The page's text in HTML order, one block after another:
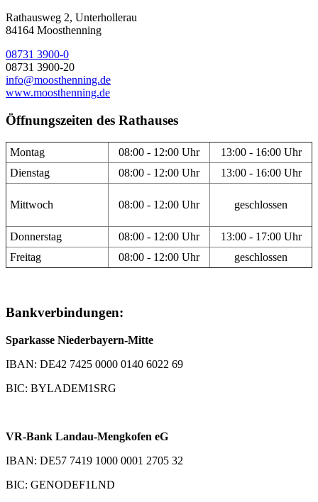
Rathausweg 2, Unterhollerau
84164 Moosthenning
08731 3900-0
08731 3900-20
info@moosthenning.de
www.moosthenning.de
Öffnungszeiten des Rathauses
Montag 08:00 - 12:00 Uhr
13:00 - 16:00 Uhr
Dienstag
08:00 - 12:00 Uhr 13:00 - 16:00 Uhr
Mittwoch 08:00 - 12:00 Uhr geschlossen
Donnerstag 08:00 - 12:00 Uhr
13:00 - 17:00 Uhr
Freitag
08:00 - 12:00 Uhr geschlossen
Bankverbindungen:
Sparkasse Niederbayern-Mitte
IBAN: DE42 7425 0000 0140 6022 69
BIC: BYLADEM1SRG
VR-Bank Landau-Mengkofen eG
IBAN: DE57 7419 1000 0001 2705 32
BIC: GENODEF1LND